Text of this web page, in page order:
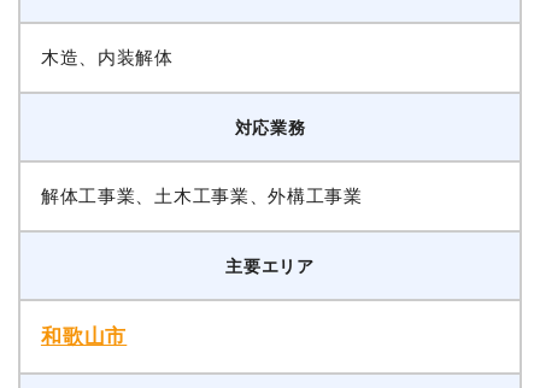
木造、内装解体
対応業務
解体工事業、土木工事業、外構工事業
主要エリア
和歌山市